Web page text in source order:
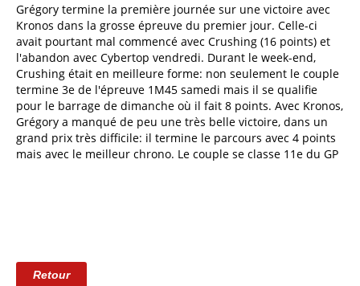
Grégory termine la première journée sur une victoire avec
Kronos dans la grosse épreuve du premier jour. Celle-ci
avait pourtant mal commencé avec Crushing (16 points) et
l'abandon avec Cybertop vendredi. Durant le week-end,
Crushing était en meilleure forme: non seulement le couple
termine 3e de l'épreuve 1M45 samedi mais il se qualifie
pour le barrage de dimanche où il fait 8 points. Avec Kronos,
Grégory a manqué de peu une très belle victoire, dans un
grand prix très difficile: il termine le parcours avec 4 points
mais avec le meilleur chrono. Le couple se classe 11e du GP
Retour